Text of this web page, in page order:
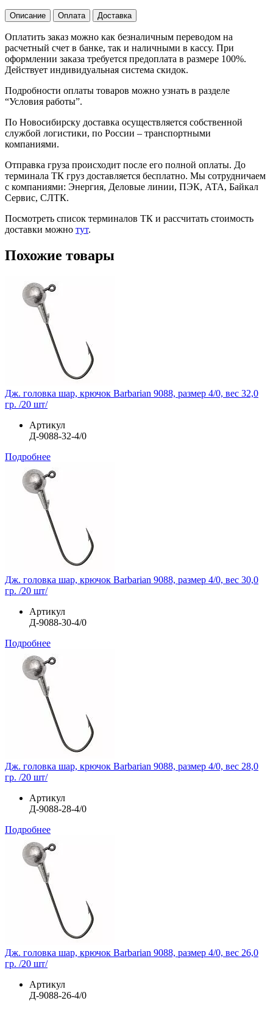
Описание Оплата Доставка
Оплатить заказ можно как безналичным переводом на
расчетный счет в банке, так и наличными в кассу. При
оформлении заказа требуется предоплата в размере 100%.
Действует индивидуальная система скидок.
Подробности оплаты товаров можно узнать в разделе
“Условия работы”.
По Новосибирску доставка осуществляется собственной
службой логистики, по России – транспортными
компаниями.
Отправка груза происходит после его полной оплаты. До
терминала ТК груз доставляется бесплатно. Мы сотрудничаем
с компаниями: Энергия, Деловые линии, ПЭК, АТА, Байкал
Сервис, СЛТК.
Посмотреть список терминалов ТК и рассчитать стоимость
доставки можно тут.
Похожие товары
Дж. головка шар, крючок Barbarian 9088, размер 4/0, вес 32,0
гр. /20 шт/
Артикул
Д-9088-32-4/0
Подробнее
Дж. головка шар, крючок Barbarian 9088, размер 4/0, вес 30,0
гр. /20 шт/
Артикул
Д-9088-30-4/0
Подробнее
Дж. головка шар, крючок Barbarian 9088, размер 4/0, вес 28,0
гр. /20 шт/
Артикул
Д-9088-28-4/0
Подробнее
Дж. головка шар, крючок Barbarian 9088, размер 4/0, вес 26,0
гр. /20 шт/
Артикул
Д-9088-26-4/0